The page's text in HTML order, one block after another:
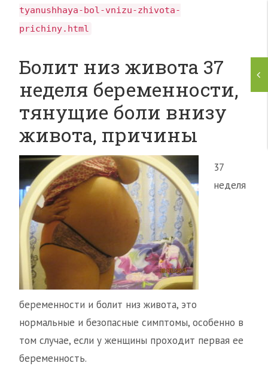
tyanushhaya-bol-vnizu-zhivota-
prichiny.html
Болит низ живота 37
неделя беременности,
тянущие боли внизу
живота, причины
37
неделя
беременности и болит низ живота, это
нормальные и безопасные симптомы, особенно в
том случае, если у женщины проходит первая ее
беременность.